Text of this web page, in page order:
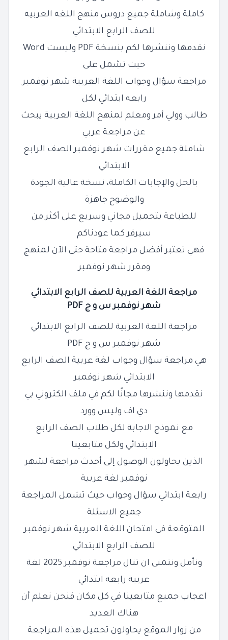
كاملة وشاملة جميع دروس منهج اللغه العربيه
للصف الرابع الابتدائي
نقدمها وننشرها لكم بنسخة PDF وليست Word
حيث تشمل على
مراجعة سؤال وجواب اللغة العربية شهر نوفمبر
رابعه ابتدائي لكل
طالب وولي أمر ومعلم لمنهج اللغة العربية يبحث
عن مراجعة عربي
شاملة جميع مقررات شهر نوفمبر الصف الرابع
الابتدائي
بالحل والإجابات الكاملة، نسخة عالية الجودة
والوضوح جاهزة
للطباعة بتحميل مجاني وسريع على أكثر من
سيرفر كما عودناكم
فهي تعتبر أفضل مراجعة متاحة حتى الآن لمنهج
ومقرر شهر نوفمبر
مراجعة اللغة العربية للصف الرابع الابتدائي
شهر نوفمبر س و ج PDF
مراجعة اللغة العربية للصف الرابع الابتدائي
شهر نوفمبر س و ج PDF
هي مراجعة سؤال وجواب لغة عربية الصف الرابع
الابتدائي شهر نوفمبر
نقدمها وننشرها مجانًا لكم في ملف الكتروني بي
دي اف وليس وورد
مع نموذج الاجابة لكل طلاب الصف الرابع
الابتدائي ولكل متابعينا
الذين يحاولون الوصول إلى أحدث مراجعة لشهر
نوفمبر لغة عربية
رابعة ابتدائي سؤال وجواب حيث تشمل المراجعة
جميع الاسئلة
المتوقعة في امتحان اللغة العربية شهر نوفمبر
للصف الرابع الابتدائي
ونأمل ونتمنى ان تنال مراجعة نوفمبر 2025 لغة
عربية رابعه ابتدائي
اعجاب جميع متابعينا في كل مكان فنحن نعلم أن
هناك العديد
من زوار الموقع يحاولون تحميل هذه المراجعة